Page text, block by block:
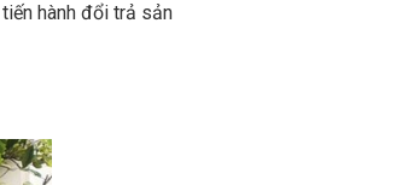
hành đổi trả sản